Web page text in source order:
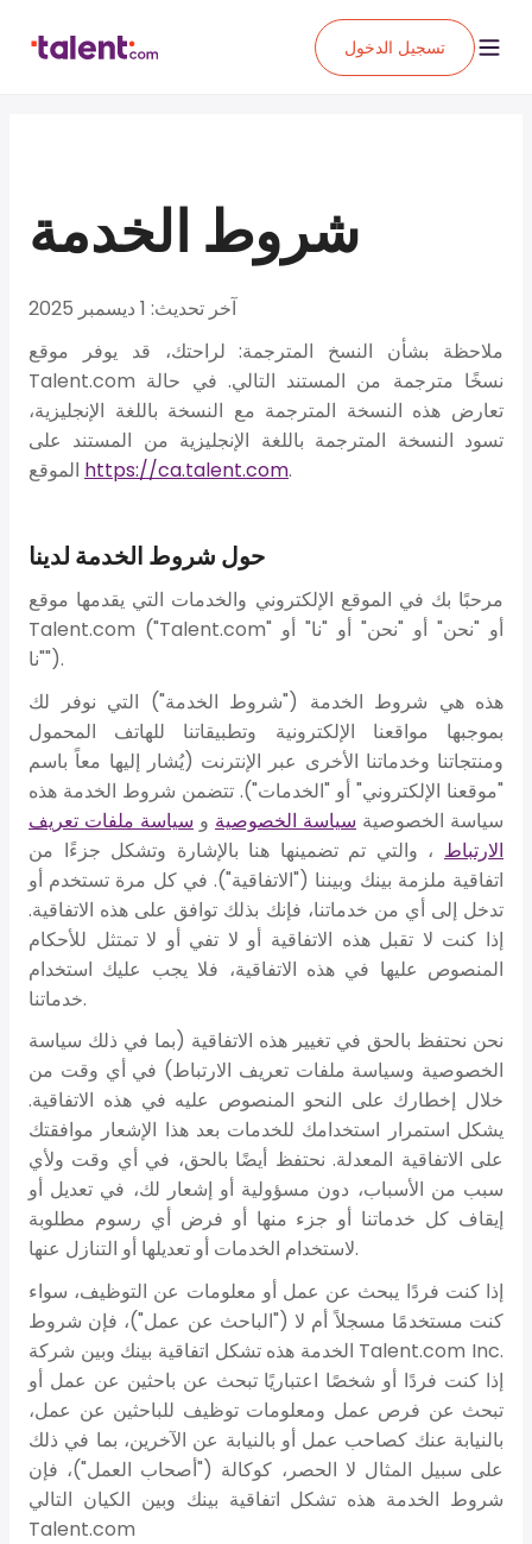
تسجيل الدخول
شروط الخدمة
آخر تحديث: 1 ديسمبر 2025
ملاحظة بشأن النسخ المترجمة:لراحتك، قد يوفر موقع
Talent.com نسخًا مترجمة من المستند التالي. في حالة
تعارض هذه النسخة المترجمة مع النسخة باللغة الإنجليزية،
تسود النسخة المترجمة باللغة الإنجليزية من المستند على
https://ca.talent.com.
حول شروط الخدمة لدينا
مرحبًا بك في الموقع الإلكتروني والخدمات التي يقدمها موقع
Talent.com ("Talent.com" أو "نحن" أو "نحن" أو "نا" أو
"نا").
هذه هي شروط الخدمة ("شروط الخدمة") التي نوفر لك
بموجبها مواقعنا الإلكترونية وتطبيقاتنا للهاتف المحمول
ومنتجاتنا وخدماتنا الأخرى عبر الإنترنت (يُشار إليها معاً باسم
"موقعنا الإلكتروني" أو "الخدمات"). تتضمن شروط الخدمة هذه
سياسة الخصوصية سياسة الخصوصية و سياسة ملفات تعريف
الارتباط ، والتي تم تضمينها هنا بالإشارة وتشكل جزءًا من
اتفاقية ملزمة بينك وبيننا ("الاتفاقية"). في كل مرة تستخدم أو
تدخل إلى أي من خدماتنا، فإنك بذلك توافق على هذه الاتفاقية.
إذا كنت لا تقبل هذه الاتفاقية أو لا تفي أو لا تمتثل للأحكام
المنصوص عليها في هذه الاتفاقية، فلا يجب عليك استخدام
خدماتنا.
نحن نحتفظ بالحق في تغيير هذه الاتفاقية (بما في ذلك سياسة
الخصوصية وسياسة ملفات تعريف الارتباط) في أي وقت من
خلال إخطارك على النحو المنصوص عليه في هذه الاتفاقية.
يشكل استمرار استخدامك للخدمات بعد هذا الإشعار موافقتك
على الاتفاقية المعدلة. نحتفظ أيضًا بالحق، في أي وقت ولأي
سبب من الأسباب، دون مسؤولية أو إشعار لك، في تعديل أو
إيقاف كل خدماتنا أو جزء منها أو فرض أي رسوم مطلوبة
لاستخدام الخدمات أو تعديلها أو التنازل عنها.
إذا كنت فردًا يبحث عن عمل أو معلومات عن التوظيف، سواء
كنت مستخدمًا مسجلاً أم لا ("الباحث عن عمل")، فإن شروط
الخدمة هذه تشكل اتفاقية بينك وبين شركة Talent.com Inc.
إذا كنت فردًا أو شخصًا اعتباريًا تبحث عن باحثين عن عمل أو
تبحث عن فرص عمل ومعلومات توظيف للباحثين عن عمل،
بالنيابة عنك كصاحب عمل أو بالنيابة عن الآخرين، بما في ذلك
على سبيل المثال لا الحصر، كوكالة ("أصحاب العمل")، فإن
شروط الخدمة هذه تشكل اتفاقية بينك وبين الكيان التالي
Talent.com